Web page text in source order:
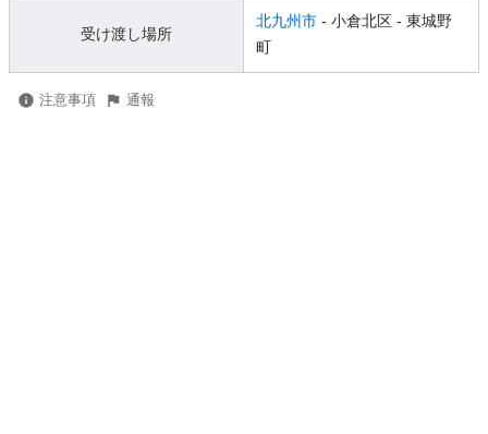
受け渡し場所
北九州市 - 小倉北区 - 東城野
町
注意事項 通報